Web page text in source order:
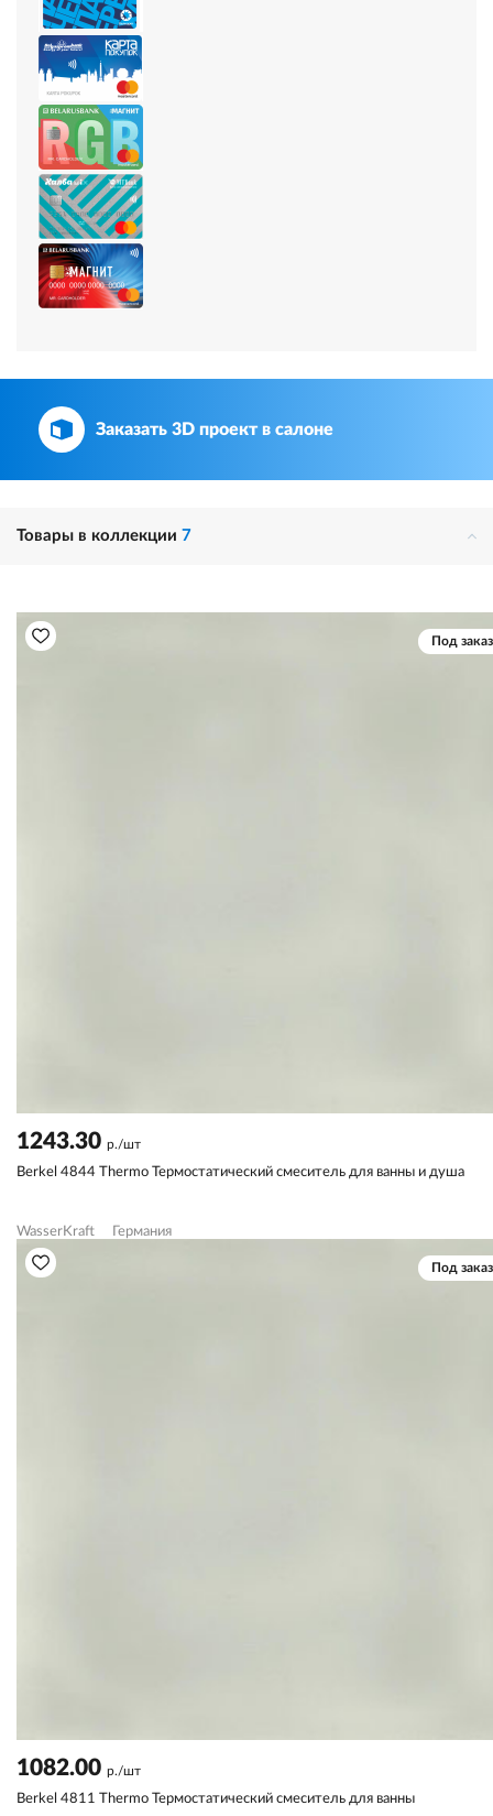
Заказать 3D проект в салоне
Товары в коллекции 7
Под заказ
1243.30 р./шт
Berkel 4844 Thermo Термостатический смеситель для ванны и душа
WasserKraft Германия
Под заказ
1082.00 р./шт
Berkel 4811 Thermo Термостатический смеситель для ванны